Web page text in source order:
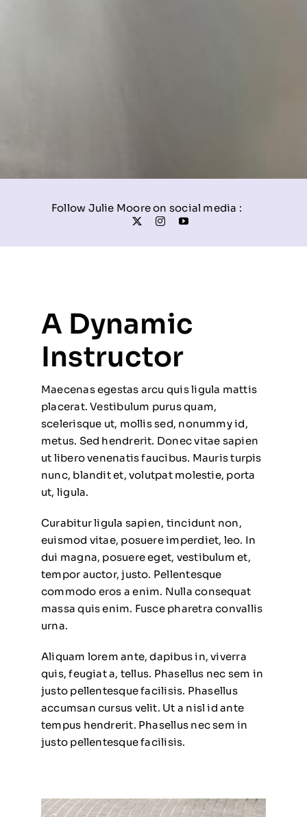
Follow Julie Moore on social media :
A Dynamic
Instructor
Maecenas egestas arcu quis ligula mattis
placerat. Vestibulum purus quam,
scelerisque ut, mollis sed, nonummy id,
metus. Sed hendrerit. Donec vitae sapien
ut libero venenatis faucibus. Mauris turpis
nunc, blandit et, volutpat molestie, porta
ut, ligula.
Curabitur ligula sapien, tincidunt non,
euismod vitae, posuere imperdiet, leo. In
dui magna, posuere eget, vestibulum et,
tempor auctor, justo. Pellentesque
commodo eros a enim. Nulla consequat
massa quis enim. Fusce pharetra convallis
urna.
Aliquam lorem ante, dapibus in, viverra
quis, feugiat a, tellus. Phasellus nec sem in
justo pellentesque facilisis. Phasellus
accumsan cursus velit. Ut a nisl id ante
tempus hendrerit. Phasellus nec sem in
justo pellentesque facilisis.